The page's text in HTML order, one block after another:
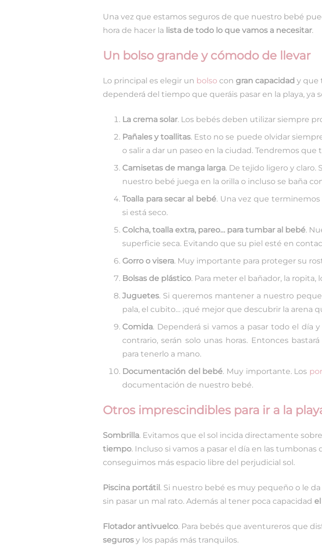
Una vez que estamos seguros de que nuestro bebé
hora de hacer la lista de todo lo que vamos a necesitar.
Un bolso grande y cómodo de llevar
Lo principal es elegir un bolso con gran capacidad y que
dependerá del tiempo que queráis pasar en la playa, ya
La crema solar. Los bebés deben utilizar siempre
Pañales y toallitas. Esto no se puede olvidar
o salir a dar un paseo en la ciudad. Tendremos
Camisetas de manga larga. De tejido ligero y claro.
nuestro bebé juega en la orilla o incluso se baña
Toalla para secar al bebé. Una vez que
si está seco.
Colcha, toalla extra, pareo… para tumbar al bebé.
superficie seca. Evitando que su piel esté en
Gorro o visera. Muy importante para proteger su
Bolsas de plástico. Para meter el bañador, la
Juguetes. Si queremos mantener a nuestro
pala, el cubito… ¡qué mejor que descubrir la arena
Comida. Dependerá si vamos a pasar todo el día
contrario, serán solo unas horas. Entonces
para tenerlo a mano.
Documentación del bebé. Muy importante. Los
documentación de nuestro bebé.
Otros imprescindibles para ir a la
Sombrilla. Evitamos que el sol incida directamente
tiempo. Incluso si vamos a pasar el día en las
conseguimos más espacio libre del perjudicial sol.
Piscina portátil. Si nuestro bebé es muy pequeño o le da
sin pasar un mal rato. Además al tener poca capacidad
Flotador antivuelco. Para bebés que aventureros que
seguros y los papás más tranquilos.